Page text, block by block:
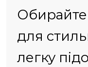
Обирайте
для
легку